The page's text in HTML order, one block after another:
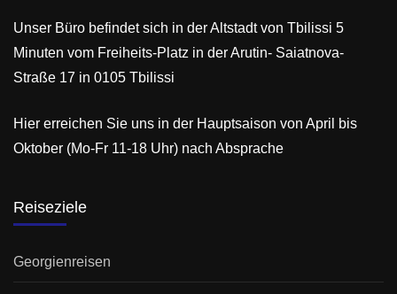
Unser Büro befindet sich in der Altstadt von Tbilissi 5
Minuten vom Freiheits-Platz in der Arutin- Saiatnova-
Straße 17 in 0105 Tbilissi
Hier erreichen Sie uns in der Hauptsaison von April bis
Oktober (Mo-Fr 11-18 Uhr) nach Absprache
Reiseziele
Georgienreisen